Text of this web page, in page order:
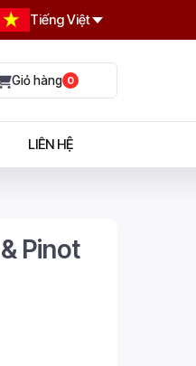
Tiếng Việt
0
LIÊN HỆ
Pinot